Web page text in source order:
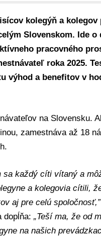
kolegýň a
Slovenskom. Ide
pracovného
roka 2025.
výhod a benefitov v
na Slovensku.
zamestnáva až 18
sa každý cíti vítaný a
a kolegovia cítili,
aj pre celú spoločnosť,”
dopĺňa: „Teší ma, že od
na našich